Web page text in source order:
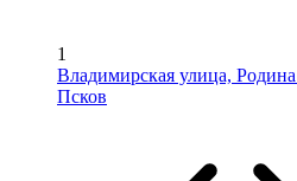
1
Владимирская улица,
Псков